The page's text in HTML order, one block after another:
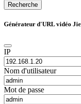
Recherche
Générateur d'URL vidéo
IP
Nom d'utilisateur
Mot de passe